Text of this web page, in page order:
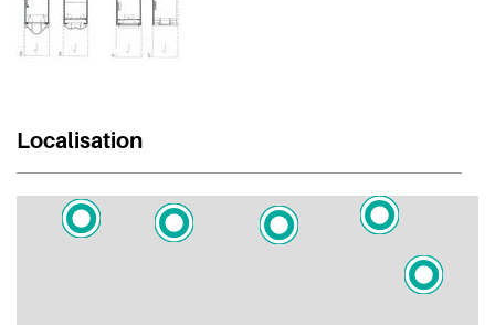
Localisation